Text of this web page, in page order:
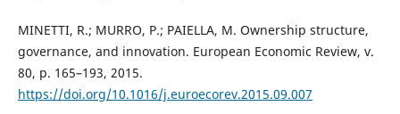
MINETTI, R.; MURRO, P.; PAIELLA, M. Ownership structure,
governance, and innovation. European Economic Review, v.
80, p. 165–193, 2015.
https://doi.org/10.1016/j.euroecorev.2015.09.007